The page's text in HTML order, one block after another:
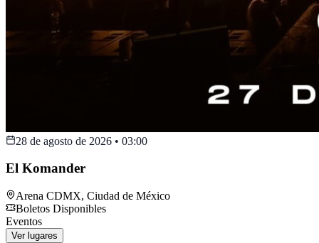
28 de agosto de 2026 • 03:00
El Komander
Arena CDMX, Ciudad de México
Boletos Disponibles
Eventos
Ver lugares